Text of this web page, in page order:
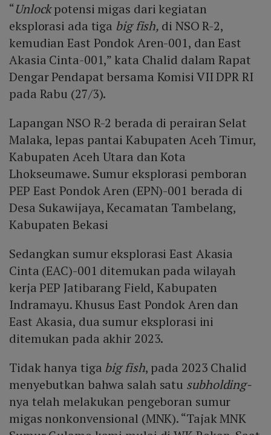
“Unlockpotensi migas dari kegiatan
eksplorasi ada tiga big fish, di NSO R-2,
kemudian East Pondok Aren-001, dan East
Akasia Cinta-001,” kata Chalid dalam Rapat
Dengar Pendapat bersama Komisi VII DPR RI
pada Rabu (27/3).
Lapangan NSO R-2 berada di perairan Selat
Malaka, lepas pantai Kabupaten Aceh Timur,
Kabupaten Aceh Utara dan Kota
Lhokseumawe. Sumur eksplorasi pemboran
PEP East Pondok Aren (EPN)-001 berada di
Desa Sukawijaya, Kecamatan Tambelang,
Kabupaten Bekasi
Sedangkan sumur eksplorasi East Akasia
Cinta (EAC)-001 ditemukan pada wilayah
kerja PEP Jatibarang Field, Kabupaten
Indramayu. Khusus East Pondok Aren dan
East Akasia, dua sumur eksplorasi ini
ditemukan pada akhir 2023.
Tidak hanya tiga big fish, pada 2023 Chalid
menyebutkan bahwa salah satu subholding-
nya telah melakukan pengeboran sumur
migas nonkonvensional (MNK). “Tajak MNK